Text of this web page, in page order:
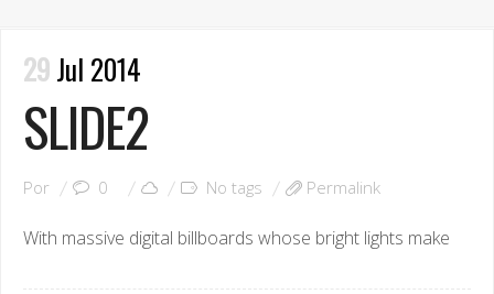
29Jul 2014
SLIDE2
Por 0 No tags Permalink
With massive digital billboards whose bright lights make